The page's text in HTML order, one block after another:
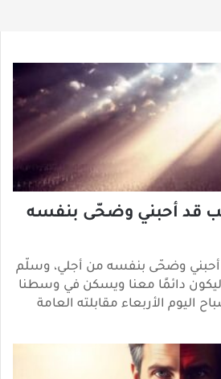
قد أحبني وضحّى بنفسه
وضحّى بنفسه من أجلي، وسلّم
ليكون دائمًا معنا ويسكن في وسطنا
اليوم الأربعاء مقابلته العامة